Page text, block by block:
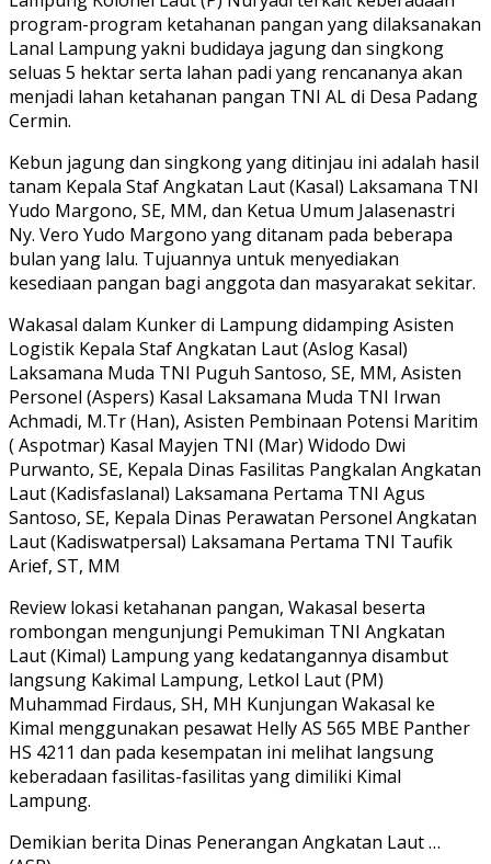
program-program ketahanan pangan yang dilaksanakan
Lanal Lampung yakni budidaya jagung dan singkong
seluas 5 hektar serta lahan padi yang rencananya akan
menjadi lahan ketahanan pangan TNI AL di Desa Padang
Cermin.
Kebun jagung dan singkong yang ditinjau ini adalah hasil
tanam Kepala Staf Angkatan Laut (Kasal) Laksamana TNI
Yudo Margono, SE, MM, dan Ketua Umum Jalasenastri
Ny. Vero Yudo Margono yang ditanam pada beberapa
bulan yang lalu. Tujuannya untuk menyediakan
kesediaan pangan bagi anggota dan masyarakat sekitar.
Wakasal dalam Kunker di Lampung didamping Asisten
Logistik Kepala Staf Angkatan Laut (Aslog Kasal)
Laksamana Muda TNI Puguh Santoso, SE, MM, Asisten
Personel (Aspers) Kasal Laksamana Muda TNI Irwan
Achmadi, M.Tr (Han), Asisten Pembinaan Potensi Maritim
( Aspotmar) Kasal Mayjen TNI (Mar) Widodo Dwi
Purwanto, SE, Kepala Dinas Fasilitas Pangkalan Angkatan
Laut (Kadisfaslanal) Laksamana Pertama TNI Agus
Santoso, SE, Kepala Dinas Perawatan Personel Angkatan
Laut (Kadiswatpersal) Laksamana Pertama TNI Taufik
Arief, ST, MM
Review lokasi ketahanan pangan, Wakasal beserta
rombongan mengunjungi Pemukiman TNI Angkatan
Laut (Kimal) Lampung yang kedatangannya disambut
langsung Kakimal Lampung, Letkol Laut (PM)
Muhammad Firdaus, SH, MH Kunjungan Wakasal ke
Kimal menggunakan pesawat Helly AS 565 MBE Panther
HS 4211 dan pada kesempatan ini melihat langsung
keberadaan fasilitas-fasilitas yang dimiliki Kimal
Lampung.
Demikian berita Dinas Penerangan Angkatan Laut …